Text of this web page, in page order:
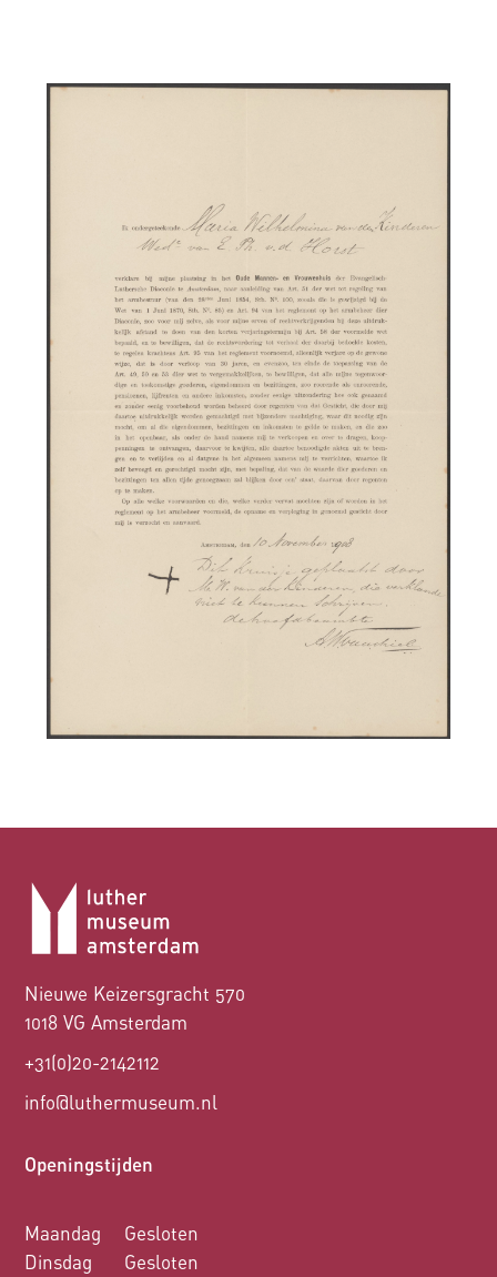
Nieuwe Keizersgracht 570
1018 VG Amsterdam
+31(0)20-2142112
info@luthermuseum.nl
Openingstijden
Maandag
Dinsdag
Gesloten
Gesloten